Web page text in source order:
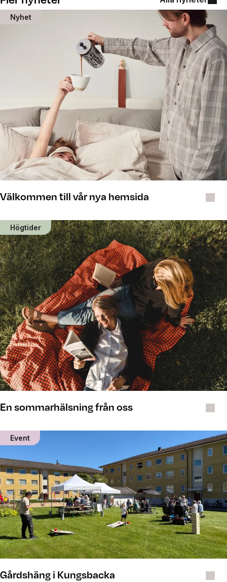
Nyhet
Välkommen till vår nya hemsida
Högtider
En sommarhälsning från oss
Event
Gårdshäng i Kungsbacka